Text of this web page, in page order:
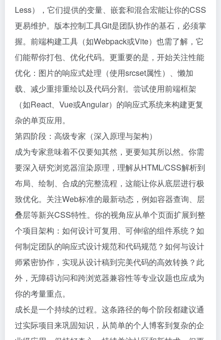
Less），它们提供的变量、嵌套和混合宏能让你的CSS
更易维护。版本控制工具Git是团队协作的基石，必须掌
握。前端构建工具（如Webpack或Vite）也需了解，它
们能帮你打包、优化代码。更重要的是，开始关注性能
优化：图片的响应式处理（使用srcset属性）、懒加
载、减少重排重绘以及代码分割。尝试使用前端框架
（如React、Vue或Angular）的响应式系统来构建更复
杂的单页应用。
第四阶段：高级专家（深入原理与架构）
成为专家意味着不仅要知其然，更要知其所以然。你需
要深入研究浏览器渲染原理，理解从HTML/CSS解析到
布局、绘制、合成的完整流程，这能让你从底层进行极
致优化。关注Web标准的最新动态，例如容器查询、层
叠层等新兴CSS特性。你的视角应从单个页面扩展到整
个项目架构：如何设计可复用、可伸缩的组件系统？如
何制定团队的响应式设计规范和代码规范？如何与设计
师紧密协作，实现从设计稿到完美代码的高效转换？此
外，无障碍访问和跨浏览器兼容性等专业议题也应成为
你的考量重点。
成长是一个持续的过程。这条路径的每个阶段都建议通
过实际项目来巩固知识，从简单的个人博客到复杂的企